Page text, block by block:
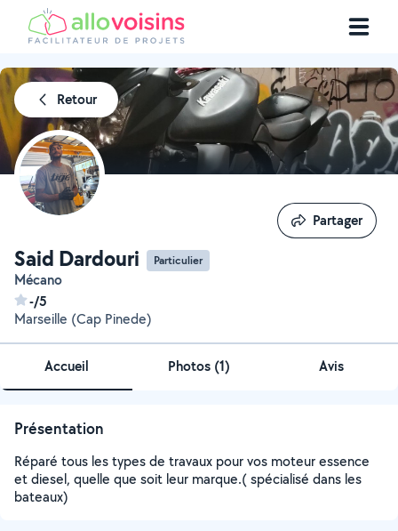
Retour
Said Dardouri Particulier
Mécano
-/5
Marseille (Cap Pinede)
Partager
Partager
Accueil Photos (1) Avis
Présentation
Réparé tous les types de travaux pour vos moteur essence
et diesel, quelle que soit leur marque.( spécialisé dans les
bateaux)